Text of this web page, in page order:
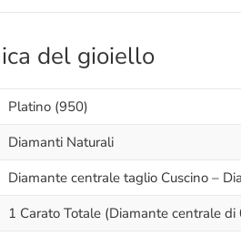
del gioiello
Platino (950)
Diamanti Naturali
Diamante centrale taglio Cuscino –
1 Carato Totale (Diamante centrale